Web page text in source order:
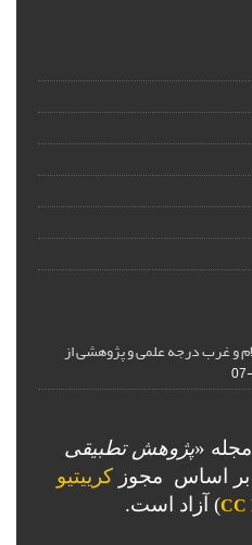
و غرب درجه علمی و پژوهشی از
«پژوهش تطبیقی
بر اساس مجوز کرییتیو
CC) آزاد است.